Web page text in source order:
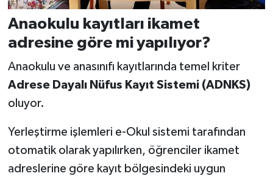
Anaokulu kayıtları ikamet
adresine göre mi yapılıyor?
Anaokulu ve anasınıfı kayıtlarında temel kriter
Adrese Dayalı Nüfus Kayıt Sistemi (ADNKS)
oluyor.
Yerleştirme işlemleri e-Okul sistemi tarafından
otomatik olarak yapılırken, öğrenciler ikamet
adreslerine göre kayıt bölgesindeki uygun